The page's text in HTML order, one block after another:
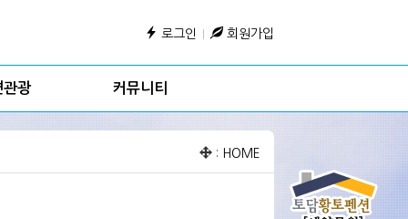
로그인 회원가입
관광 커뮤니티
: HOME